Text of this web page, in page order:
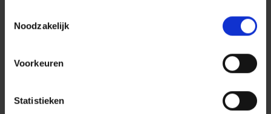
Noodzakelijk
Voorkeuren
Statistieken